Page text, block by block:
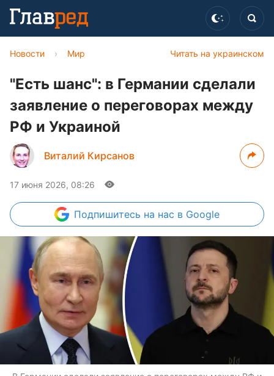
Читать на украинском
Новости › Мир
"Есть шанс": в Германии сделали
заявление о переговорах между
РФ и Украиной
Виталий Кирсанов
17 июня 2026, 08:26
Подпишитесь на нас в Google